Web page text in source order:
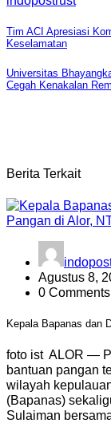
Navigasi
Tim ACI Apresiasi
Keselamatan
Universitas
Cegah Kenakalan
Berita Terkait
Agustus 8,
0 Comments
Kepala Bapanas dan
foto ist ALOR —
bantuan pangan
wilayah
(Bapanas)
Sulaiman